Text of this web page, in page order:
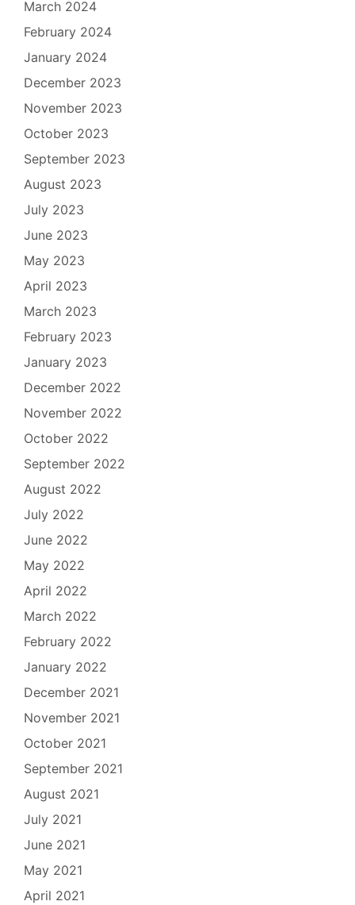
March 2024
February 2024
January 2024
December 2023
November 2023
October 2023
September 2023
August 2023
July 2023
June 2023
May 2023
April 2023
March 2023
February 2023
January 2023
December 2022
November 2022
October 2022
September 2022
August 2022
July 2022
June 2022
May 2022
April 2022
March 2022
February 2022
January 2022
December 2021
November 2021
October 2021
September 2021
August 2021
July 2021
June 2021
May 2021
April 2021